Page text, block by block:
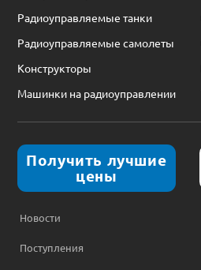
Радиоуправляемые танки
Радиоуправляемые самолеты
Конструкторы
Машинки на радиоуправлении
Получить лучшие
цены
Новости
Поступления